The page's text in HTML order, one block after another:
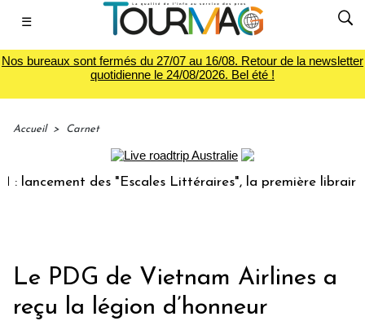
☰
Nos bureaux sont fermés du 27/07 au 16/08. Retour de la newsletter
quotidienne le 24/08/2026. Bel été !
Accueil > Carnet
des "Escales Littéraires", la première librairie du
Le PDG de Vietnam Airlines a
reçu la légion d’honneur